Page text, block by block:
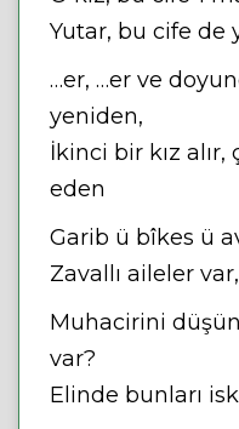
Yutar, bu cife de
…er, …er ve
yeniden,
İkinci bir kız
eden
Garib ü bîkes ü
Zavallı aileler
Muhacirini
var?
Elinde bunları